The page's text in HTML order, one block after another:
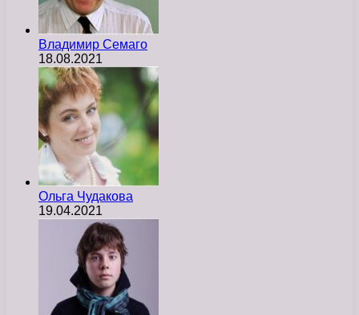
Владимир Семаго
18.08.2021
Ольга Чудакова
19.04.2021